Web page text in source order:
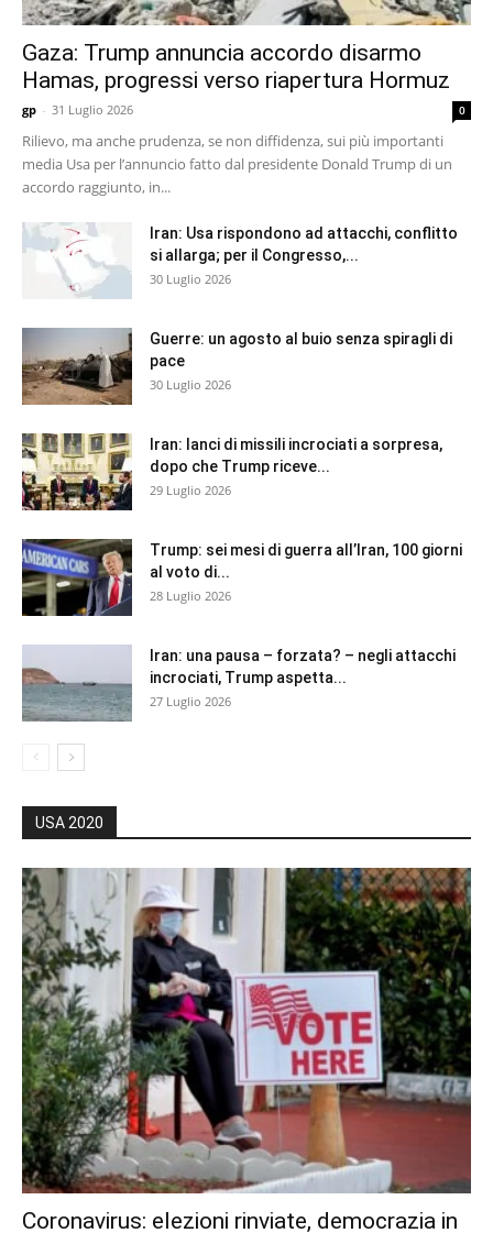
Gaza: Trump annuncia accordo disarmo
Hamas, progressi verso riapertura Hormuz
gp - 31 Luglio 2026 0
Rilievo, ma anche prudenza, se non diffidenza, sui più importanti
media Usa per l’annuncio fatto dal presidente Donald Trump di un
accordo raggiunto, in...
Iran: Usa rispondono ad attacchi, conflitto
si allarga; per il Congresso,...
30 Luglio 2026
Guerre: un agosto al buio senza spiragli di
pace
30 Luglio 2026
Iran: lanci di missili incrociati a sorpresa,
dopo che Trump riceve...
29 Luglio 2026
Trump: sei mesi di guerra all’Iran, 100 giorni
al voto di...
28 Luglio 2026
Iran: una pausa – forzata? – negli attacchi
incrociati, Trump aspetta...
27 Luglio 2026
USA 2020
Coronavirus: elezioni rinviate, democrazia in